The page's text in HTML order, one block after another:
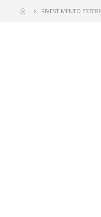
RIVESTIMENTO